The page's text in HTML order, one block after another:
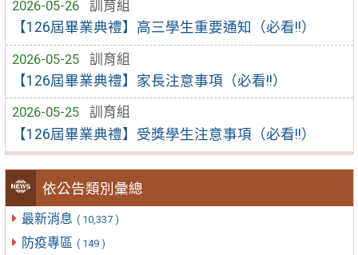
2026-05-26
訓育組
【126屆畢業典禮】高三學生重要通知（必看!!）
2026-05-25
訓育組
【126屆畢業典禮】家長注意事項（必看!!）
2026-05-25
訓育組
【126屆畢業典禮】受獎學生注意事項（必看!!）
依公告類別彙總
最新消息 ( 10,337 )
防疫專區 ( 149 )